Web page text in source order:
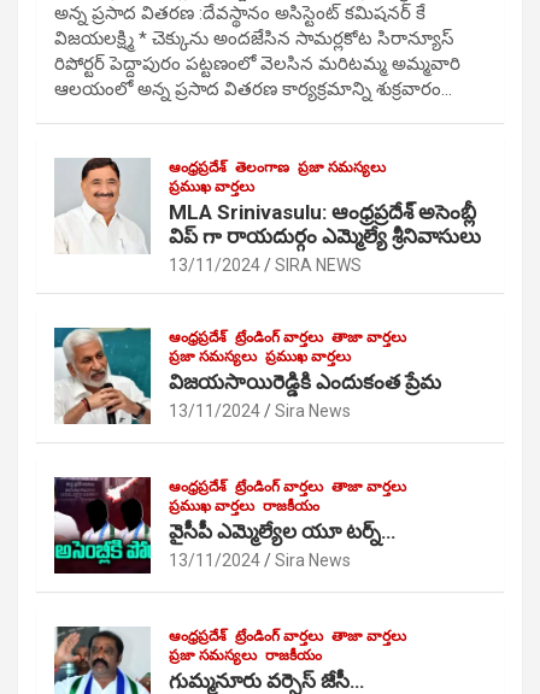
అన్న ప్రసాద వితరణ :దేవస్థానం అసిస్టెంట్ కమిషనర్ కే
విజయలక్ష్మి * చెక్కును అందజేసిన సామర్లకోట సిరాన్యూస్
రిపోర్టర్ పెద్దాపురం పట్టణంలో వెలసిన మరిటమ్మ అమ్మవారి
ఆలయంలో అన్న ప్రసాద వితరణ కార్యక్రమాన్ని శుక్రవారం…
ఆంధ్రప్రదేశ్ తెలంగాణ ప్రజా సమస్యలు
ప్రముఖ వార్తలు
MLA Srinivasulu: ఆంధ్రప్రదేశ్ అసెంబ్లీ
విప్ గా రాయదుర్గం ఎమ్మెల్యే శ్రీనివాసులు
13/11/2024 SIRA NEWS
ఆంధ్రప్రదేశ్ ట్రేండింగ్ వార్తలు తాజా వార్తలు
ప్రజా సమస్యలు ప్రముఖ వార్తలు
విజయసాయిరెడ్డికి ఎందుకంత ప్రేమ
13/11/2024 Sira News
ఆంధ్రప్రదేశ్ ట్రేండింగ్ వార్తలు తాజా వార్తలు
ప్రముఖ వార్తలు రాజకీయం
వైసీపీ ఎమ్మెల్యేల యూ టర్న్…
13/11/2024 Sira News
ఆంధ్రప్రదేశ్ ట్రేండింగ్ వార్తలు తాజా వార్తలు
ప్రజా సమస్యలు రాజకీయం
గుమ్మనూరు వర్సెస్ జేసీ…